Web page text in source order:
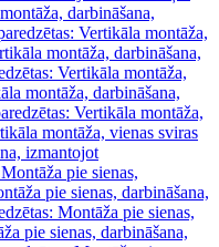
darbināšana,
Vertikāla montāža,
montāža, darbināšana,
Vertikāla montāža,
montāža, darbināšana,
Vertikāla montāža,
montāža, vienas sviras
izmantojot
pie sienas,
pie sienas, darbināšana,
Montāža pie sienas,
pie sienas, darbināšana,